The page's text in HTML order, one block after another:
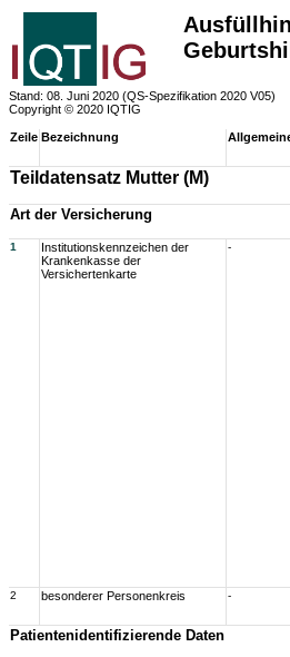
Stand: 08. Juni 2020 (QS-Spezifikation 2020 V05)
Copyright © 2020 IQTIG
Zeile Bezeichnung
Teildatensatz Mutter (M)
Art der Versicherung
1
Institutionskennzeichen der
Krankenkasse der
Versichertenkarte
-
2 besonderer Personenkreis -
Patientenidentifizierende Daten